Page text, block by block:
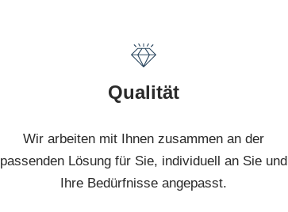
Qualität
Wir arbeiten mit Ihnen zusammen an der
passenden Lösung für Sie, individuell an Sie und
Ihre Bedürfnisse angepasst.